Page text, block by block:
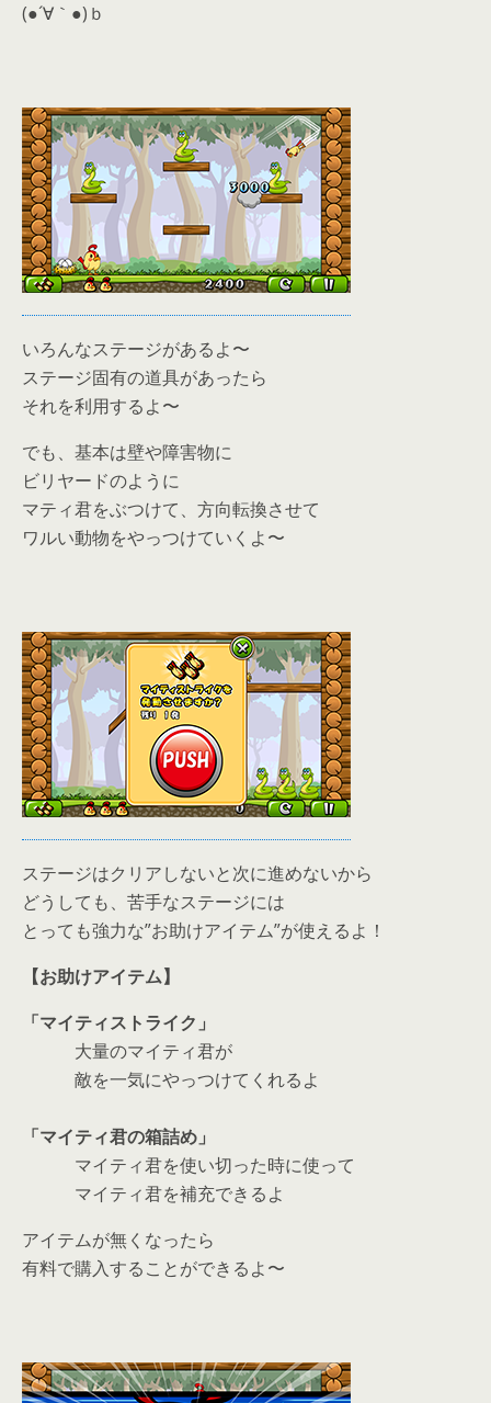
(●´∀｀●)ｂ
いろんなステージがあるよ〜
ステージ固有の道具があったら
それを利用するよ〜
でも、基本は壁や障害物に
ビリヤードのように
マティ君をぶつけて、方向転換させて
ワルい動物をやっつけていくよ〜
ステージはクリアしないと次に進めないから
どうしても、苦手なステージには
とっても強力な”お助けアイテム”が使えるよ！
【お助けアイテム】
「マイティストライク」
大量のマイティ君が
敵を一気にやっつけてくれるよ
「マイティ君の箱詰め」
マイティ君を使い切った時に使って
マイティ君を補充できるよ
アイテムが無くなったら
有料で購入することができるよ〜